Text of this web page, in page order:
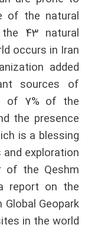
of the natural
43 natural
occurs in Iran.
added
sources of
of 7% of the
the presence
is a blessing
exploration.
of the Qeshm
report on the
Geopark
in the world.